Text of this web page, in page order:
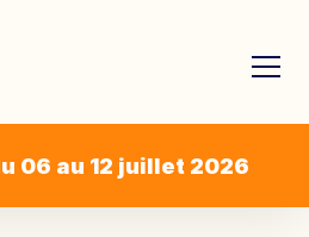
06 au 12 juillet 2026